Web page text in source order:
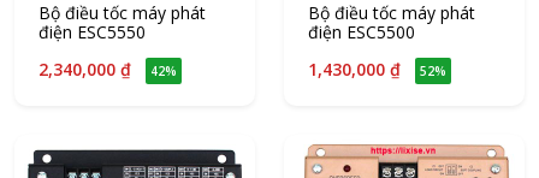
Bộ điều tốc máy phát
điện ESC5550
2,340,000 ₫
42%
Bộ điều tốc máy phát
điện ESC5500
1,430,000 ₫
52%